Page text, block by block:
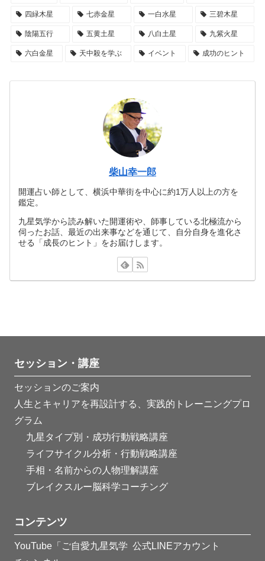
四緑木星 七赤金星 一白水星 三碧木星
陰陽五行 五黄土星 八白土星 九紫火星
六白金星 天中殺を学ぶ イベント 成功のヒント
柴山幸一郎
開運占い師として、横浜中華街を中心に約1万人以上の方を
鑑定。
九星気学から読み解いた開運術や、師事している北極流から
伺ったお話、最近の出来事などを通じて、自分自身を進化さ
せる「成長のヒント」をお届けします。
セッション・講座
セッションのご案内
人生とキャリアを再設計する、実践的トレーニングプロ
グラム
九星タイプ別・成功行動戦略講座
ライフサイクル分析・行動戦略講座
手相・名前からの人物理解講座
ブレイクスルー脳科学コーチング
コンテンツ
YouTube「ご自愛九星気学 公式LINEアカウント